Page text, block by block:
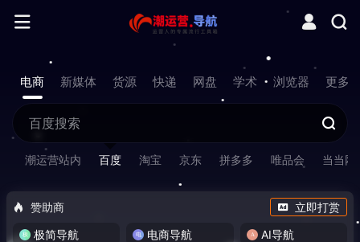
电商 新媒体 货源 快递 网盘 学术 浏览器 更多
潮运营站内 百度 淘宝 京东 拼多多 唯品会 当当网
赞助商
立即打赏
极简导航
电商导航 AI导航